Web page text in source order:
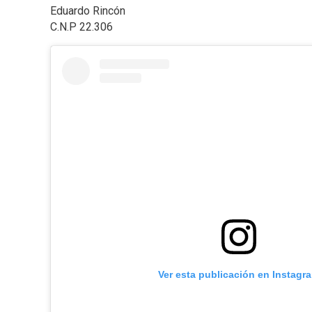
Eduardo Rincón
C.N.P 22.306
Ver esta publicación en